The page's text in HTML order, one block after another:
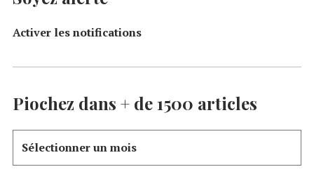
Activer les notifications
Piochez dans + de 1500 articles